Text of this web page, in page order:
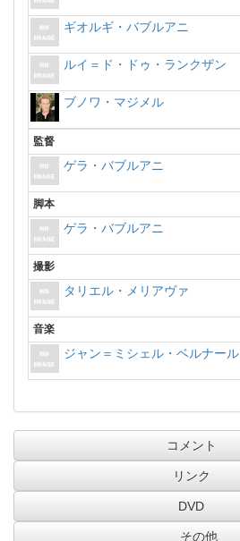
ギオルギ・バブルアニ
ルイ＝ド・ドゥ・ランクザン
ブノワ・マジメル
監督
ゲラ・バブルアニ
脚本
ゲラ・バブルアニ
撮影
タリエル・メリアヴァ
音楽
ジャン＝ミシェル・ベルナール
コメント
リンク
DVD
その他